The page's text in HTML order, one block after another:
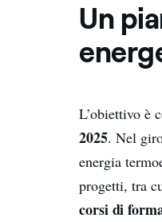
Un
L’obiettivo è
2025. Nel
energia
progetti, tra
corsi di